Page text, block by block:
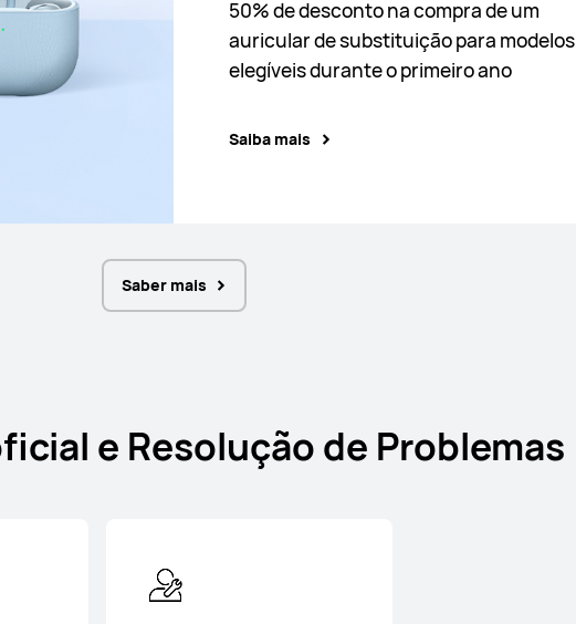
Saiba mais
Saiba mais
50% de desconto na compra de um
auricular de substituição para modelos
elegíveis durante o primeiro ano
Saiba mais
Saiba mais
Saber mais
e Resolução de Problemas